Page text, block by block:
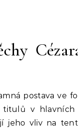
postava ve
v hlavních
jeho vliv na